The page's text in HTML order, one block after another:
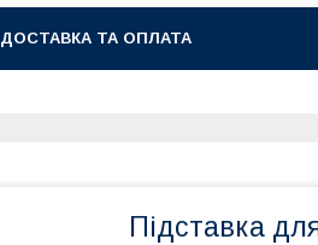
ДОСТАВКА ТА ОПЛАТА
Підставка